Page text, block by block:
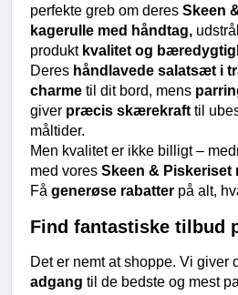
perfekte greb om deres Skeen
kagerulle med håndtag,
produkt kvalitet og
Deres håndlavede salatsæt i
charme til dit bord, mens
giver præcis skærekraft til
måltider.
Men kvalitet er ikke billigt –
med vores Skeen & Piskeriset
Få generøse rabatter på alt,
Find fantastiske tilbud
Det er nemt at shoppe. Vi giver
adgang til de bedste og mest